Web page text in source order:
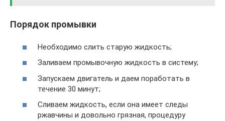
Порядок промывки
Необходимо слить старую жидкость;
Заливаем промывочную жидкость в систему;
Запускаем двигатель и даем поработать в
течение 30 минут;
Сливаем жидкость, если она имеет следы
ржавчины и довольно грязная, процедуру